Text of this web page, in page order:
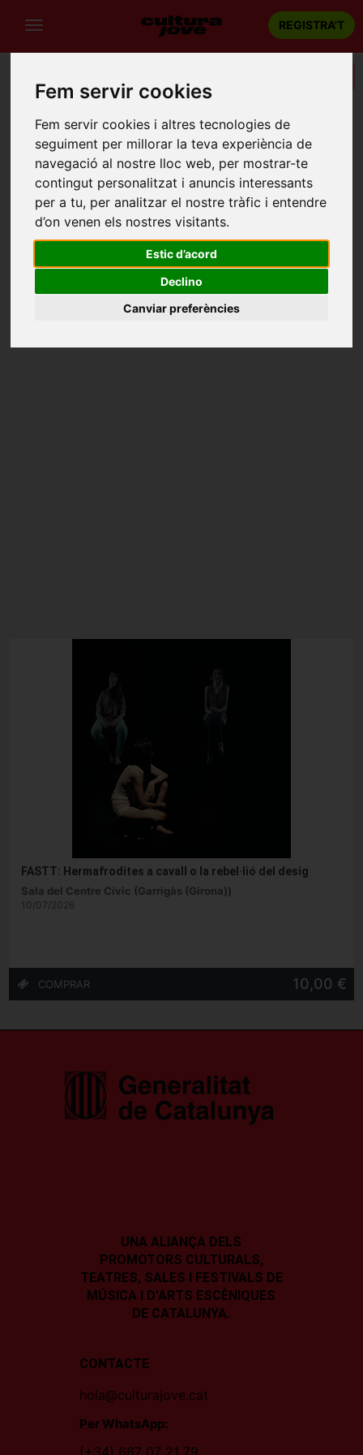
Fem servir cookies
Fem servir cookies i altres tecnologies de
seguiment per millorar la teva experiència de
navegació al nostre lloc web, per mostrar-te
contingut personalitzat i anuncis interessants
per a tu, per analitzar el nostre tràfic i entendre
d’on venen els nostres visitants.
Estic d’acord
Declino
Canviar preferències
REGISTRA'T
SALA DEL CENTRE CÍVIC
Garrigàs (Girona)
Carrer Gran, 26, Garrigàs
FASTT: Hermafrodites a cavall o la rebel·lió del desig
Sala del Centre Cívic (Garrigàs (Girona))
10/07/2026
10,00 €
UNA ALIANÇA DELS
PROMOTORS CULTURALS,
TEATRES, SALES I FESTIVALS DE
MÚSICA I D’ARTS ESCÈNIQUES
DE CATALUNYA.
CONTACTE
hola@culturajove.cat
Per WhatsApp:
(+34) 667 07 21 79